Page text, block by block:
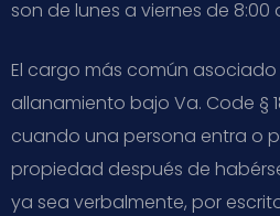
son de lunes a viernes de 8:00
El cargo más común
allanamiento bajo Va. Code §
cuando una persona entra o
propiedad después de
ya sea verbalmente, por